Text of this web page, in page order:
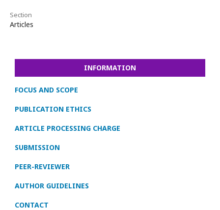
Section
Articles
INFORMATION
FOCUS AND SCOPE
PUBLICATION ETHICS
ARTICLE PROCESSING CHARGE
SUBMISSION
PEER-REVIEWER
AUTHOR GUIDELINES
CONTACT